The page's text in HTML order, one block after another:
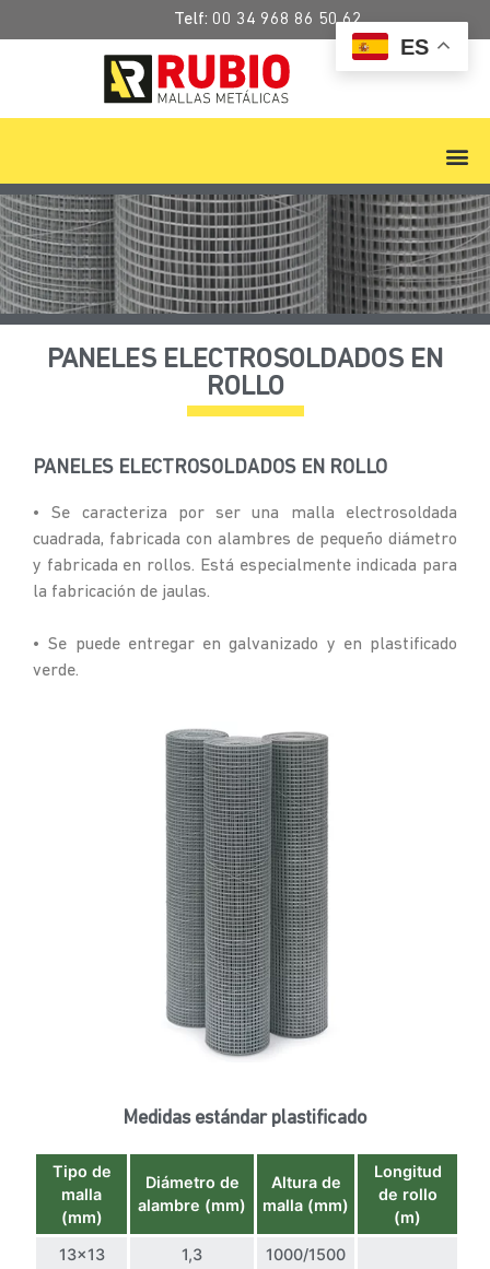
Telf: 00 34 968 86 50 62
PANELES ELECTROSOLDADOS EN
ROLLO
PANELES ELECTROSOLDADOS EN ROLLO
• Se caracteriza por ser una malla electrosoldada
cuadrada, fabricada con alambres de pequeño diámetro
y fabricada en rollos. Está especialmente indicada para
la fabricación de jaulas.
• Se puede entregar en galvanizado y en plastificado
verde.
Medidas estándar plastificado
Tipo de
malla
(mm)
Diámetro de
alambre (mm)
Altura de
malla (mm)
Longitud
de rollo
(m)
13×13
1,3 1000/1500
ES